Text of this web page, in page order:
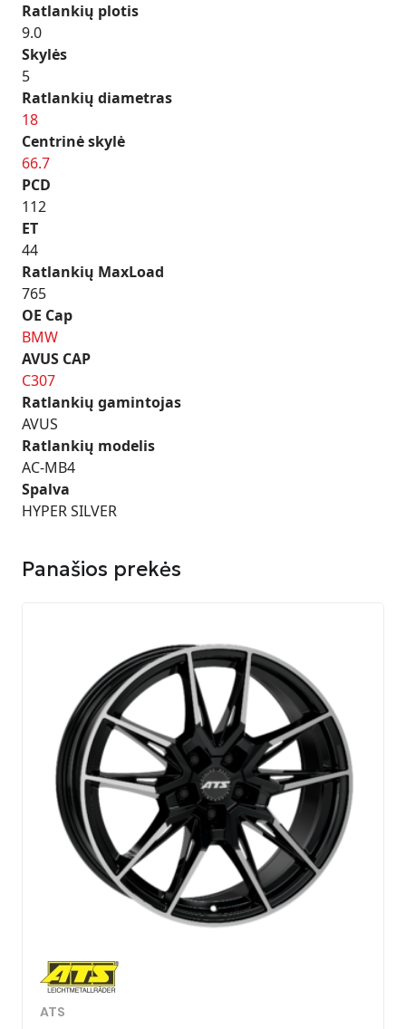
Ratlankių plotis
9.0
Skylės
5
Ratlankių diametras
18
Centrinė skylė
66.7
PCD
112
ET
44
Ratlankių MaxLoad
765
OE Cap
BMW
AVUS CAP
C307
Ratlankių gamintojas
AVUS
Ratlankių modelis
AC-MB4
Spalva
HYPER SILVER
Panašios prekės
ATS